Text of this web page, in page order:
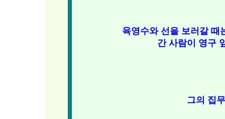
육영수와 선을 보러갈 때
간 사람이 영구
그의 집